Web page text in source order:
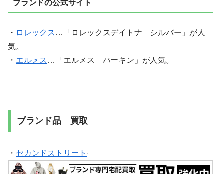
ブランドの公式サイト
・ ロレックス …「ロレックスデイトナ シルバー」が人
気。
・ エルメス …「エルメス バーキン」が人気。
ブランド品 買取
・ セカンドストリート